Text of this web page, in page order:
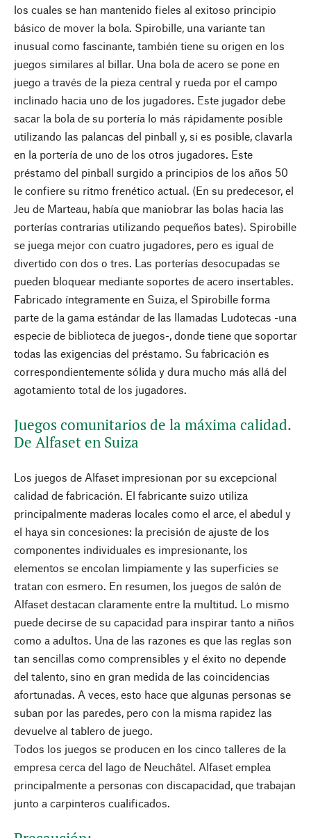
los cuales se han mantenido fieles al exitoso principio
básico de mover la bola. Spirobille, una variante tan
inusual como fascinante, también tiene su origen en los
juegos similares al billar. Una bola de acero se pone en
juego a través de la pieza central y rueda por el campo
inclinado hacia uno de los jugadores. Este jugador debe
sacar la bola de su portería lo más rápidamente posible
utilizando las palancas del pinball y, si es posible, clavarla
en la portería de uno de los otros jugadores. Este
préstamo del pinball surgido a principios de los años 50
le confiere su ritmo frenético actual. (En su predecesor, el
Jeu de Marteau, había que maniobrar las bolas hacia las
porterías contrarias utilizando pequeños bates). Spirobille
se juega mejor con cuatro jugadores, pero es igual de
divertido con dos o tres. Las porterías desocupadas se
pueden bloquear mediante soportes de acero insertables.
Fabricado íntegramente en Suiza, el Spirobille forma
parte de la gama estándar de las llamadas Ludotecas -una
especie de biblioteca de juegos-, donde tiene que soportar
todas las exigencias del préstamo. Su fabricación es
correspondientemente sólida y dura mucho más allá del
agotamiento total de los jugadores.
Juegos comunitarios de la máxima calidad.
De Alfaset en Suiza
Los juegos de Alfaset impresionan por su excepcional
calidad de fabricación. El fabricante suizo utiliza
principalmente maderas locales como el arce, el abedul y
el haya sin concesiones: la precisión de ajuste de los
componentes individuales es impresionante, los
elementos se encolan limpiamente y las superficies se
tratan con esmero. En resumen, los juegos de salón de
Alfaset destacan claramente entre la multitud. Lo mismo
puede decirse de su capacidad para inspirar tanto a niños
como a adultos. Una de las razones es que las reglas son
tan sencillas como comprensibles y el éxito no depende
del talento, sino en gran medida de las coincidencias
afortunadas. A veces, esto hace que algunas personas se
suban por las paredes, pero con la misma rapidez las
devuelve al tablero de juego.
Todos los juegos se producen en los cinco talleres de la
empresa cerca del lago de Neuchâtel. Alfaset emplea
principalmente a personas con discapacidad, que trabajan
junto a carpinteros cualificados.